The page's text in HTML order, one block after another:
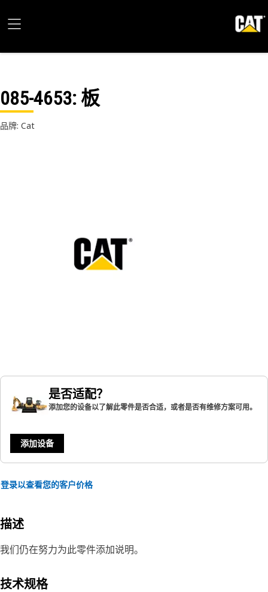
085-4653: 板
品牌: Cat
是否适配？
添加您的设备以了解此零件是否合适，或者是否有维修方案可用。
添加设备
登录以查看您的客户价格
描述
我们仍在努力为此零件添加说明。
技术规格